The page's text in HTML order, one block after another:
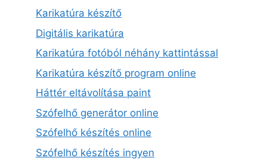
Karikatúra készítő
Digitális karikatúra
Karikatúra fotóból néhány kattintással
Karikatúra készítő program online
Háttér eltávolítása paint
Szófelhő generátor online
Szófelhő készítés online
Szófelhő készítés ingyen